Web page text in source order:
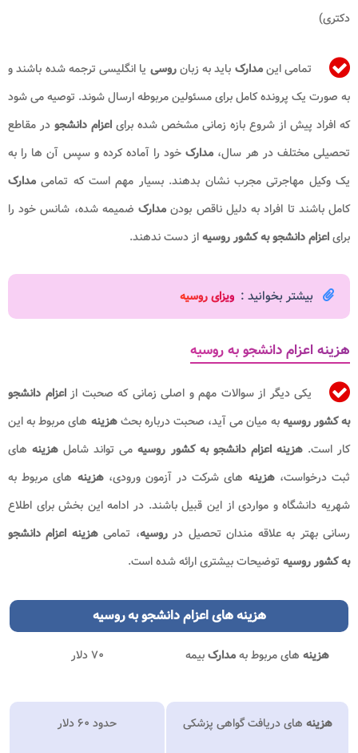
دکتری)
تمامی اینمدارک باید به زبانروسی یا انگلیسی ترجمه شده باشند و
به صورت یک پرونده کامل برای مسئولین مربوطه ارسال شوند. توصیه می شود
که افراد پیش از شروع بازه زمانی مشخص شده برای اعزام دانشجو در مقاطع
تحصیلی مختلف در هر سال، مدارکخود را آماده کرده و سپس آن ها را به
یک وکیل مهاجرتی مجرب نشان بدهند. بسیار مهم است که تمامی مدارک
کامل باشند تا افراد به دلیل ناقص بودن مدارکضمیمه شده، شانس خود را
برایاعزام دانشجو به کشور روسیهاز دست ندهند.
بیشتر بخوانید : ویزای روسیه
هزینه اعزام دانشجو به روسیه
یکی دیگر از سوالات مهم و اصلی زمانی که صحبت از اعزام دانشجو
به کشور روسیهبه میان می آید، صحبت درباره بحثهزینه های مربوط به این
کار است.هزینه اعزام دانشجو به کشور روسیهمی تواند شامل هزینه های
ثبت درخواست،هزینه های شرکت در آزمون ورودی،هزینه های مربوط به
شهریه دانشگاه و مواردی از این قبیل باشند. در ادامه این بخش برای اطلاع
رسانی بهتر به علاقه مندان تحصیل درروسیه، تمامیهزینه اعزام دانشجو
به کشور روسیه توضیحات بیشتری ارائه شده است.
هزینه هایاعزام دانشجو به روسیه
هزینه های مربوط بهمدارکبیمه ۷۰ دلار
هزینه های دریافت گواهی پزشکی حدود ۶۰ دلار